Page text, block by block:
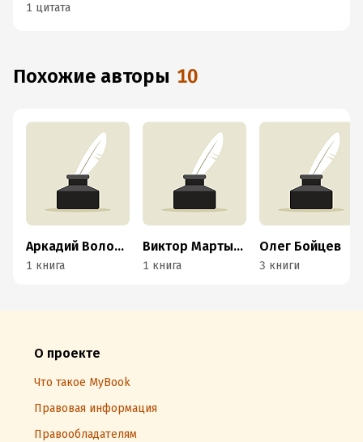
1 цитата
Похожие авторы 10
Аркадий Воловник
1 книга
Виктор Мартынов
1 книга
Олег Бойцев
3 книги
О проекте
Что такое MyBook
Правовая информация
Правообладателям